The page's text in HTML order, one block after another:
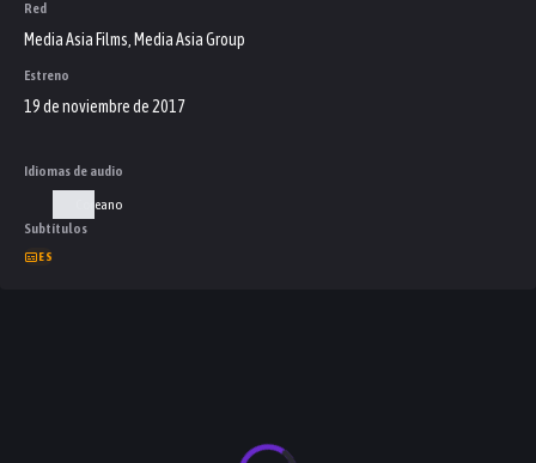
Red
Media Asia Films, Media Asia Group
Estreno
19 de noviembre de 2017
Idiomas de audio
Coreano
Subtítulos
ES